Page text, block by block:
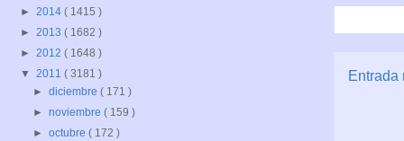
Entrada
► 2014 ( 1415 )
► 2013 ( 1682 )
► 2012 ( 1648 )
▼ 2011 ( 3181 )
►diciembre( 171 )
►noviembre( 159 )
►octubre( 172 )